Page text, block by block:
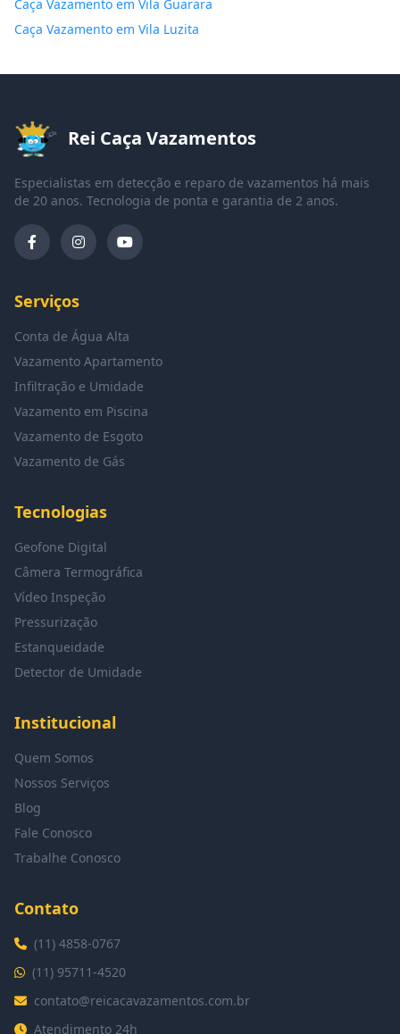
Caça Vazamento em Vila Guarara
Caça Vazamento em Vila Luzita
Rei Caça Vazamentos
Especialistas em detecção e reparo de vazamentos há mais
de 20 anos. Tecnologia de ponta e garantia de 2 anos.
Serviços
Conta de Água Alta
Vazamento Apartamento
Infiltração e Umidade
Vazamento em Piscina
Vazamento de Esgoto
Vazamento de Gás
Tecnologias
Geofone Digital
Câmera Termográfica
Vídeo Inspeção
Pressurização
Estanqueidade
Detector de Umidade
Institucional
Quem Somos
Nossos Serviços
Blog
Fale Conosco
Trabalhe Conosco
Contato
(11) 4858-0767
(11) 95711-4520
contato@reicacavazamentos.com.br
Atendimento 24h